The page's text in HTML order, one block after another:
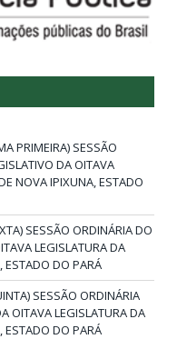
PRIMEIRA) SESSÃO
DA OITAVA
NOVA IPIXUNA, ESTADO
SESSÃO ORDINÁRIA DO
LEGISLATURA DA
ESTADO DO PARÁ
SESSÃO ORDINÁRIA
OITAVA LEGISLATURA DA
ESTADO DO PARÁ